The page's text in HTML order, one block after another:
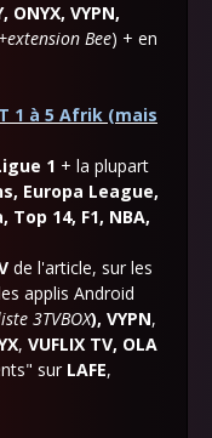
ONYX, VYPN,
+extension Bee) + en
1 à 5 Afrik (mais
1 + la plupart
Europa League,
14, F1, NBA,
de l'article, sur les
applis Android
3TVBOX), VYPN,
, VUFLIX TV, OLA
sur LAFE,